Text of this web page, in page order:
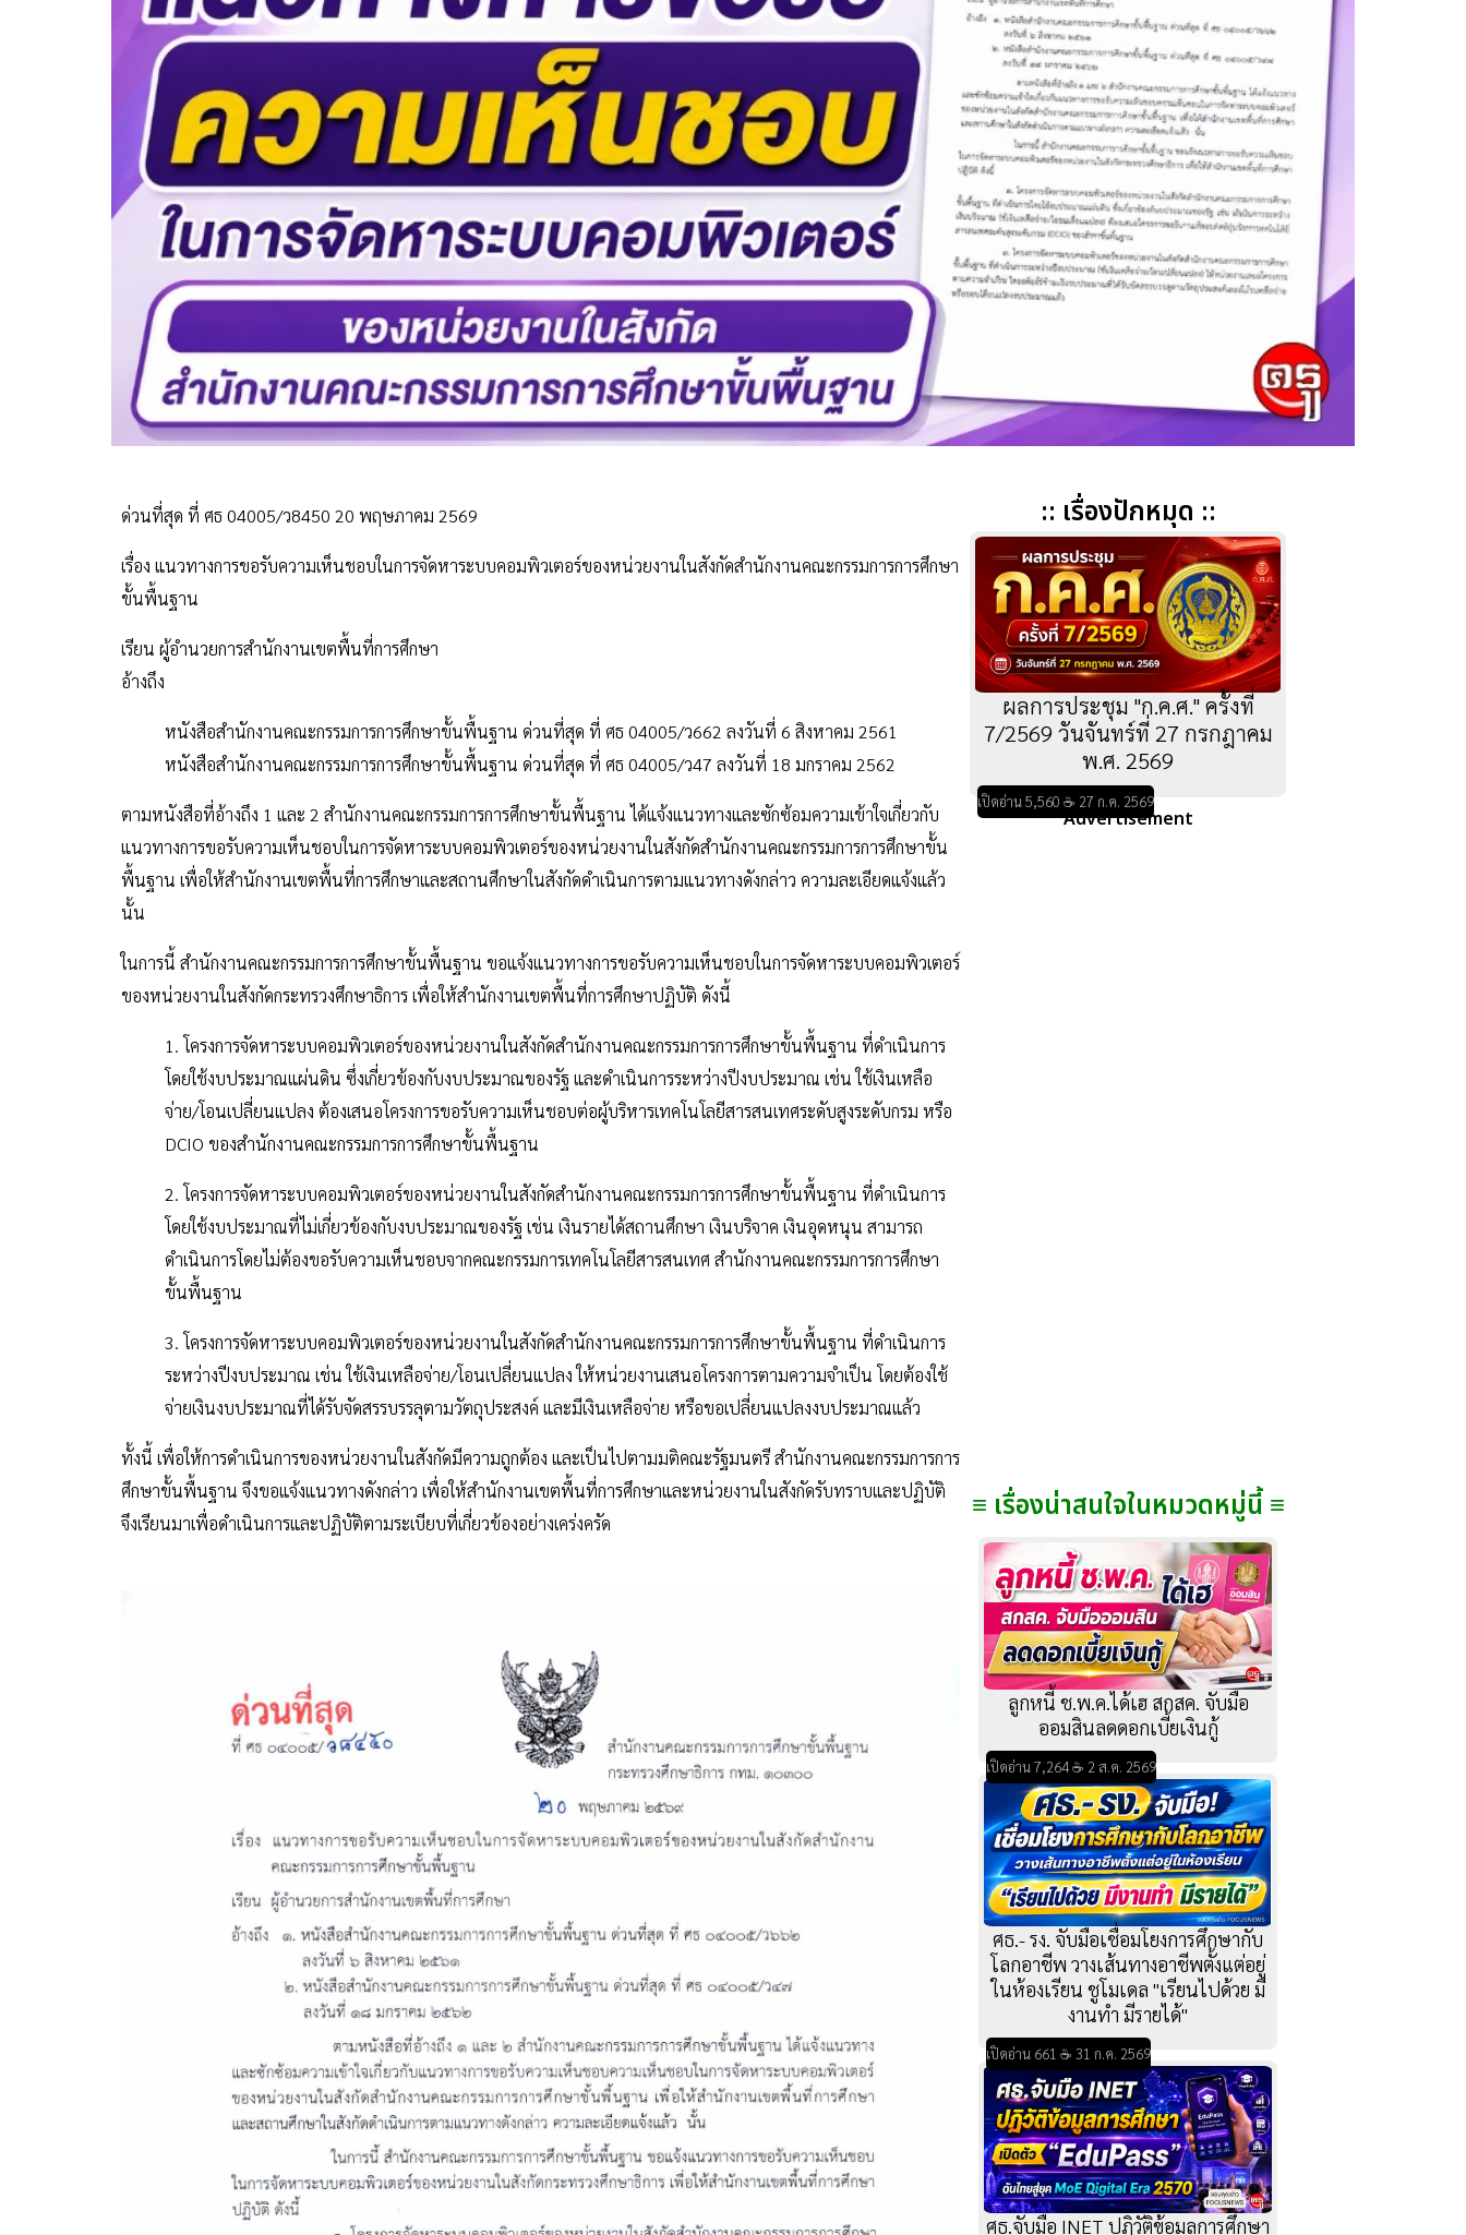
ด่วนที่สุด ที่ ศธ 04005/ว8450 20 พฤษภาคม 2569
เรื่อง แนวทางการขอรับความเห็นชอบในการจัดหาระบบคอมพิวเตอร์ของหน่วยงานในสังกัดสำนักงานคณะกรรมการการศึกษา
ขั้นพื้นฐาน
เรียน ผู้อำนวยการสำนักงานเขตพื้นที่การศึกษา
อ้างถึง
หนังสือสำนักงานคณะกรรมการการศึกษาขั้นพื้นฐาน ด่วนที่สุด ที่ ศธ 04005/ว662 ลงวันที่ 6 สิงหาคม 2561
หนังสือสำนักงานคณะกรรมการการศึกษาขั้นพื้นฐาน ด่วนที่สุด ที่ ศธ 04005/ว47 ลงวันที่ 18 มกราคม 2562
ตามหนังสือที่อ้างถึง 1 และ 2 สำนักงานคณะกรรมการการศึกษาขั้นพื้นฐาน ได้แจ้งแนวทางและซักซ้อมความเข้าใจเกี่ยวกับ
แนวทางการขอรับความเห็นชอบในการจัดหาระบบคอมพิวเตอร์ของหน่วยงานในสังกัดสำนักงานคณะกรรมการการศึกษาขั้น
พื้นฐาน เพื่อให้สำนักงานเขตพื้นที่การศึกษาและสถานศึกษาในสังกัดดำเนินการตามแนวทางดังกล่าว ความละเอียดแจ้งแล้ว
นั้น
ในการนี้ สำนักงานคณะกรรมการการศึกษาขั้นพื้นฐาน ขอแจ้งแนวทางการขอรับความเห็นชอบในการจัดหาระบบคอมพิวเตอร์
ของหน่วยงานในสังกัดกระทรวงศึกษาธิการ เพื่อให้สำนักงานเขตพื้นที่การศึกษาปฏิบัติ ดังนี้
1. โครงการจัดหาระบบคอมพิวเตอร์ของหน่วยงานในสังกัดสำนักงานคณะกรรมการการศึกษาขั้นพื้นฐาน ที่ดำเนินการ
โดยใช้งบประมาณแผ่นดิน ซึ่งเกี่ยวข้องกับงบประมาณของรัฐ และดำเนินการระหว่างปีงบประมาณ เช่น ใช้เงินเหลือ
จ่าย/โอนเปลี่ยนแปลง ต้องเสนอโครงการขอรับความเห็นชอบต่อผู้บริหารเทคโนโลยีสารสนเทศระดับสูงระดับกรม หรือ
DCIO ของสำนักงานคณะกรรมการการศึกษาขั้นพื้นฐาน
2. โครงการจัดหาระบบคอมพิวเตอร์ของหน่วยงานในสังกัดสำนักงานคณะกรรมการการศึกษาขั้นพื้นฐาน ที่ดำเนินการ
โดยใช้งบประมาณที่ไม่เกี่ยวข้องกับงบประมาณของรัฐ เช่น เงินรายได้สถานศึกษา เงินบริจาค เงินอุดหนุน สามารถ
ดำเนินการโดยไม่ต้องขอรับความเห็นชอบจากคณะกรรมการเทคโนโลยีสารสนเทศ สำนักงานคณะกรรมการการศึกษา
ขั้นพื้นฐาน
3. โครงการจัดหาระบบคอมพิวเตอร์ของหน่วยงานในสังกัดสำนักงานคณะกรรมการการศึกษาขั้นพื้นฐาน ที่ดำเนินการ
ระหว่างปีงบประมาณ เช่น ใช้เงินเหลือจ่าย/โอนเปลี่ยนแปลง ให้หน่วยงานเสนอโครงการตามความจำเป็น โดยต้องใช้
จ่ายเงินงบประมาณที่ได้รับจัดสรรบรรลุตามวัตถุประสงค์ และมีเงินเหลือจ่าย หรือขอเปลี่ยนแปลงงบประมาณแล้ว
ทั้งนี้ เพื่อให้การดำเนินการของหน่วยงานในสังกัดมีความถูกต้อง และเป็นไปตามมติคณะรัฐมนตรี สำนักงานคณะกรรมการการ
ศึกษาขั้นพื้นฐาน จึงขอแจ้งแนวทางดังกล่าว เพื่อให้สำนักงานเขตพื้นที่การศึกษาและหน่วยงานในสังกัดรับทราบและปฏิบัติ
จึงเรียนมาเพื่อดำเนินการและปฏิบัติตามระเบียบที่เกี่ยวข้องอย่างเคร่งครัด
:: เรื่องปักหมุด ::
ผลการประชุม "ก.ค.ศ." ครั้งที่
7/2569 วันจันทร์ที่ 27 กรกฎาคม
พ.ศ. 2569
เปิดอ่าน 5,560 ☕ 27 ก.ค. 2569
Advertisement
≡ เรื่องน่าสนใจในหมวดหมู่นี้ ≡
ลูกหนี้ ช.พ.ค.ได้เฮ สกสค. จับมือ
ออมสินลดดอกเบี้ยเงินกู้
เปิดอ่าน 7,264 ☕ 2 ส.ค. 2569
ศธ.- รง. จับมือเชื่อมโยงการศึกษากับ
โลกอาชีพ วางเส้นทางอาชีพตั้งแต่อยู่
ในห้องเรียน ชูโมเดล "เรียนไปด้วย มี
งานทำ มีรายได้"
เปิดอ่าน 661 ☕ 31 ก.ค. 2569
ศธ.จับมือ INET ปฏิวัติข้อมูลการศึกษา